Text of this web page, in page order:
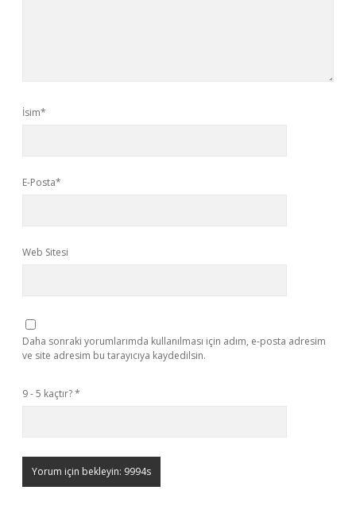
İsim*
E-Posta*
Web Sitesi
Daha sonraki yorumlarımda kullanılması için adım, e-posta adresim
ve site adresim bu tarayıcıya kaydedilsin.
9 - 5 kaçtır?*